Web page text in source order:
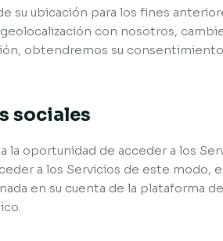
su ubicación para los fines
con nosotros,
obtendremos su
sociales
la oportunidad de acceder a los
a los Servicios de este modo,
en su cuenta de la plataforma